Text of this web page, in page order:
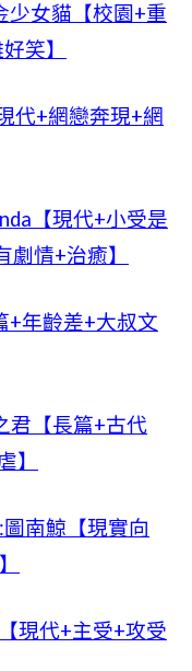
少女貓【校園+重
笑】
代+網戀奔現+網
【現代+小受是
情+治癒】
+年齡差+大叔文
君【長篇+古代
】
南鯨【現實向
現代+主受+攻受